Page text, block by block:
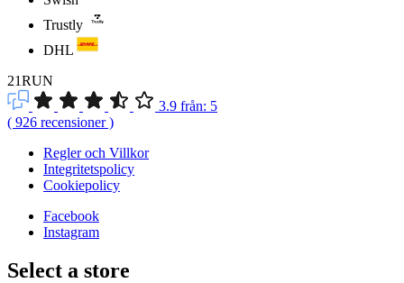
Trustly
DHL
21RUN
3.9 från: 5
( 926 recensioner)
Regler och Villkor
Integritetspolicy
Cookiepolicy
Facebook
Instagram
Select a store